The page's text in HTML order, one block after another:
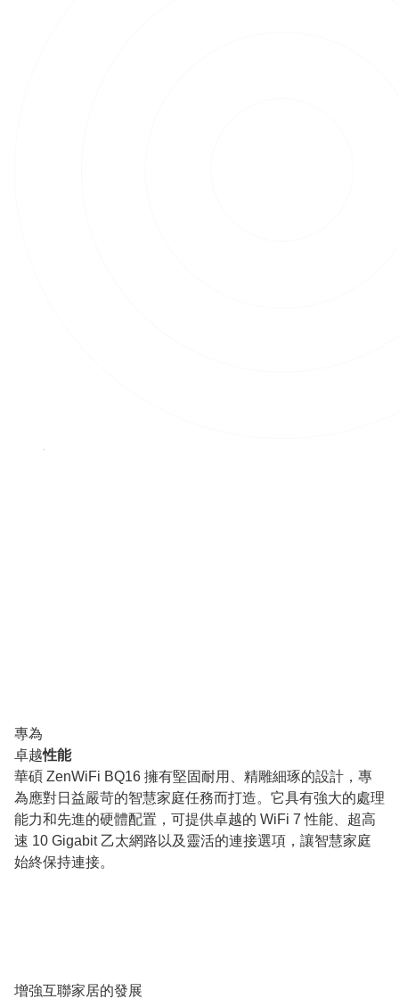
專為
卓越性能
華碩 ZenWiFi BQ16 擁有堅固耐用、精雕細琢的設計，專
為應對日益嚴苛的智慧家庭任務而打造。它具有強大的處理
能力和先進的硬體配置，可提供卓越的 WiFi 7 性能、超高
速 10 Gigabit 乙太網路以及靈活的連接選項，讓智慧家庭
始終保持連接。
增強互聯家居的發展